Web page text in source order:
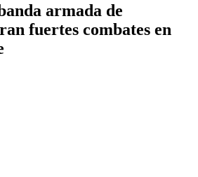
armada de
fuertes combates en